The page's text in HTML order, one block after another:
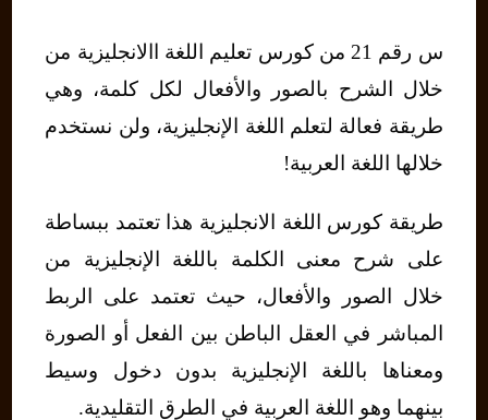
س رقم 21 من كورس تعليم اللغة االانجليزية من
خلال الشرح بالصور والأفعال لكل كلمة، وهي
طريقة فعالة لتعلم اللغة الإنجليزية، ولن نستخدم
خلالها اللغة العربية!
طريقة كورس اللغة الانجليزية هذا تعتمد ببساطة
على شرح معنى الكلمة باللغة الإنجليزية من
خلال الصور والأفعال، حيث تعتمد على الربط
المباشر في العقل الباطن بين الفعل أو الصورة
ومعناها باللغة الإنجليزية بدون دخول وسيط
بينهما وهو اللغة العربية في الطرق التقليدية.